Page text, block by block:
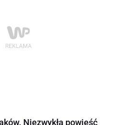
Niezwykła powieść